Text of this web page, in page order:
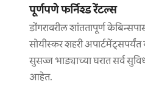
पूर्णपणे फर्निश्ड रेंटल्स
डोंगरावरील शांततापूर्ण
सोयीस्कर शहरी अपार्टमेंट्सपर्यंत
सुसज्ज भाड्याच्या घरात सर्व
आहेत.